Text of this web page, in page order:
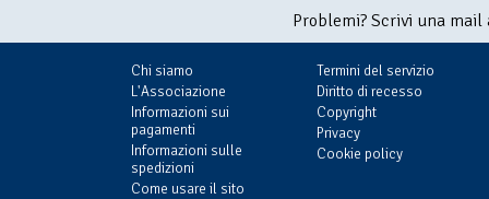
Problemi? Scrivi una
Chi siamo
L'Associazione
Informazioni sui
pagamenti
Informazioni sulle
spedizioni
Come usare il sito
Termini del servizio
Diritto di recesso
Copyright
Privacy
Cookie policy